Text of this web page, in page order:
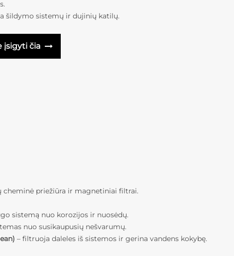
šildymo sistemų ir dujinių katilų.
įsigyti čia
cheminė priežiūra ir magnetiniai filtrai.
sistemą nuo korozijos ir nuosėdų.
nuo susikaupusių nešvarumų.
– filtruoja daleles iš sistemos ir gerina vandens kokybę.